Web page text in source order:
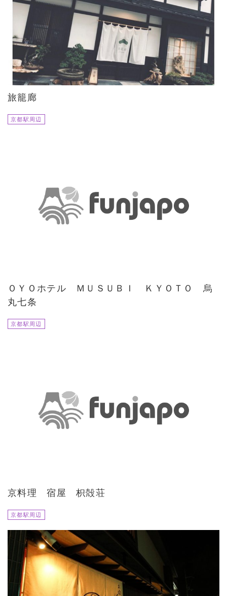
旅籠廊
京都駅周辺
ＯＹＯホテル ＭＵＳＵＢＩ ＫＹＯＴＯ 烏
丸七条
京都駅周辺
京料理 宿屋 枳殻荘
京都駅周辺